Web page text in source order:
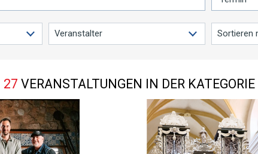
27 VERANSTALTUNGEN IN DER KATEGORIE